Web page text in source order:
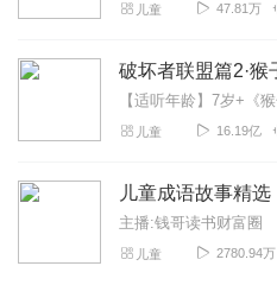
儿童 47.81万
儿童 16.19亿
儿童成语故事精选
主播:钱哥读书财富圈
儿童 2780.94万